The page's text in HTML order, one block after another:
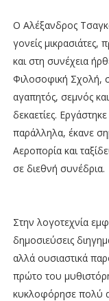
Ο Αλέξανδρος
γονείς
και στη συνέχεια
Φιλοσοφική Σχολή,
αγαπητός, σεμνός
δεκαετίες.
παράλληλα, έκανε
Αεροπορία και
σε διεθνή συνέδρια.
Στην λογοτεχνία
δημοσιεύσεις
αλλά ουσιαστικά
πρώτο του
κυκλοφόρησε πολύ